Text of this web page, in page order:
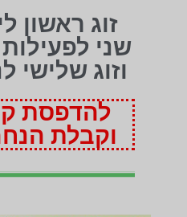
זוג ראשון
שני
וזוג שלישי
להדפסת
וקבלת